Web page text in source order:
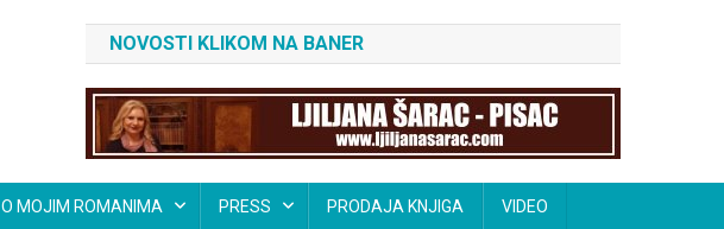
NOVOSTI KLIKOM NA BANER
O MOJIM ROMANIMA PRESS PRODAJA KNJIGA VIDEO